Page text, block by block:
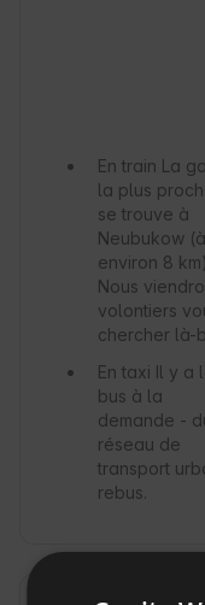
En train La
la plus
se trouve à
Neubukow (à
environ 8
Nous
volontiers
chercher là-
En taxi Il y a
bus à la
demande -
réseau de
transport
rebus.